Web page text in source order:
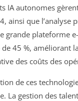
IA autonomes
ainsi que l’analyse
grande plateforme
45 %, améliorant
des coûts des
de ces
La gestion des